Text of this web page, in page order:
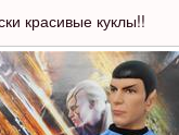
красивые куклы!!